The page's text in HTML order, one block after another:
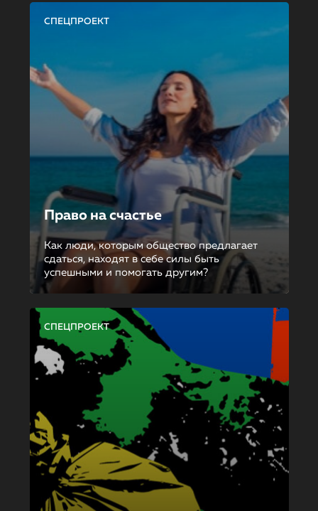
СПЕЦПРОЕКТ
Право на счастье
Как люди, которым общество предлагает
сдаться, находят в себе силы быть
успешными и помогать другим?
СПЕЦПРОЕКТ